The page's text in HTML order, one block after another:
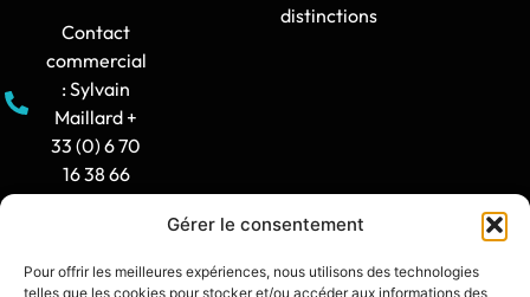
Gérer le consentement
Pour offrir les meilleures expériences, nous utilisons des technologies
telles que les cookies pour stocker et/ou accéder aux informations des
Contact
commercial
: Sylvain
Maillard +
33 (0) 6 70
16 38 66
: 8h30-12h
distinctions